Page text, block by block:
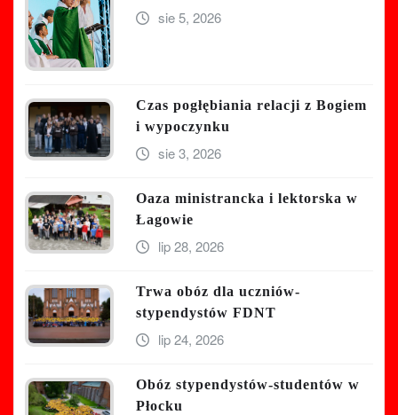
sie 5, 2026
Czas pogłębiania relacji z Bogiem
i wypoczynku
sie 3, 2026
Oaza ministrancka i lektorska w
Łagowie
lip 28, 2026
Trwa obóz dla uczniów-
stypendystów FDNT
lip 24, 2026
Obóz stypendystów-studentów w
Płocku